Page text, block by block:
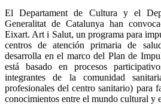
El Departament de Cultura y el
Generalitat de Catalunya han
Eixart. Art i Salut, un programa para
centros de atención primaria de
desarrolla en el marco del Plan de
está basado en procesos
integrantes de la comunidad
profesionales del centro sanitario) para
conocimientos entre el mundo cultural y